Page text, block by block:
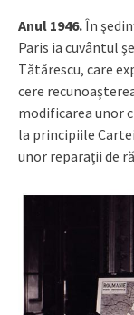
Anul 1946.În
Paris ia cuvântul
Tătărescu, care
cere
modificarea unor
la principiile
unor reparaţii de